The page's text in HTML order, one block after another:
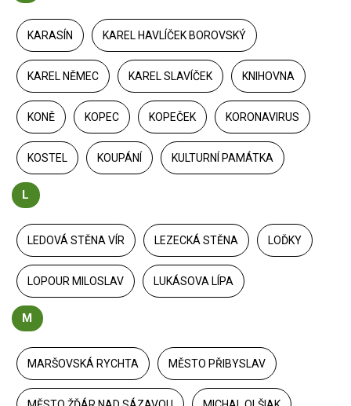
KARASÍN KAREL HAVLÍČEK BOROVSKÝ
KAREL NĚMEC KAREL SLAVÍČEK KNIHOVNA
KONĚ KOPEC KOPEČEK KORONAVIRUS
KOSTEL KOUPÁNÍ KULTURNÍ PAMÁTKA
L
LEDOVÁ STĚNA VÍR LEZECKÁ STĚNA LOĎKY
LOPOUR MILOSLAV LUKÁSOVA LÍPA
M
MARŠOVSKÁ RYCHTA MĚSTO PŘIBYSLAV